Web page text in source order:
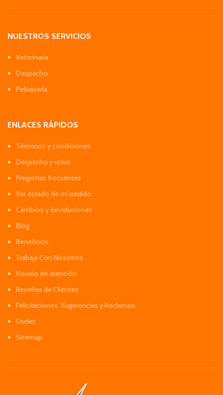
NUESTROS SERVICIOS
Veterinaria
Despacho
Peluquería
ENLACES RÁPIDOS
Términos y condiciones
Despacho y retiro
Preguntas frecuentes
Ver estado de mi pedido
Cambios y devoluciones
Blog
Beneficios
Trabaja Con Nosotros
Horario de atención
Reseñas de Clientes
Felicitaciones, Sugerencias y Reclamos
Outlet
Sitemap